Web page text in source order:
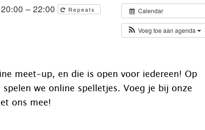
Calendar
Voeg toe aan agenda
– 22:00 Repeats
meet-up, en die is open voor iedereen! Op
we online spelletjes. Voeg je bij onze
ons mee!